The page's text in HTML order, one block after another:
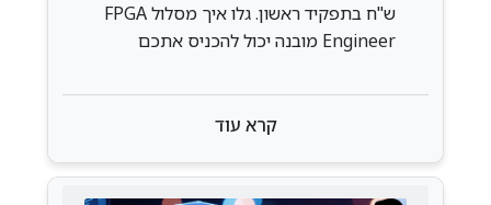
ש"ח בתפקיד ראשון. גלו איך מסלול FPGA
Engineer מובנה יכול להכניס אתכם
אקדמי.
קרא עוד